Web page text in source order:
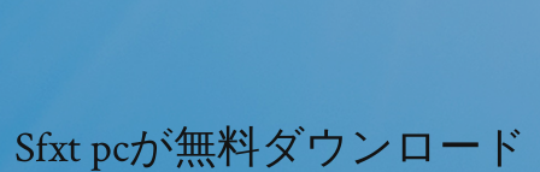
Sfxt pcが無料ダウンロード